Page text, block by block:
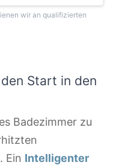
wir an qualifizierten
Start in den
Badezimmer zu
Ein Intelligenter